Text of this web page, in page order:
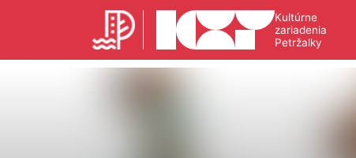
Kultúrne
zariadenia
Petržalky